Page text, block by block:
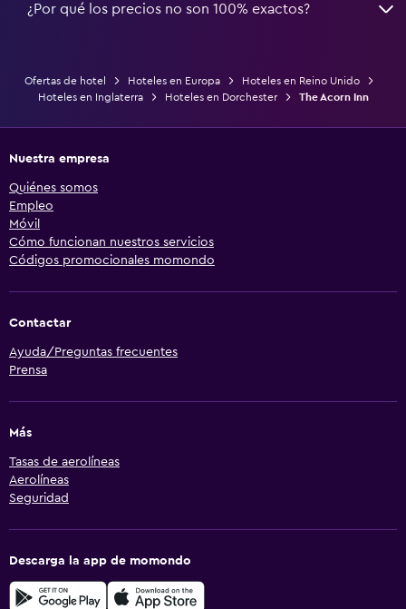
¿Por qué los precios no son 100% exactos?
Ofertas de hotel Hoteles en Europa
Hoteles en Reino Unido
Hoteles en Inglaterra
Hoteles en Dorchester The Acorn Inn
Nuestra empresa
Quiénes somos
Empleo
Móvil
Cómo funcionan nuestros servicios
Códigos promocionales momondo
Contactar
Ayuda/Preguntas frecuentes
Prensa
Más
Tasas de aerolíneas
Aerolíneas
Seguridad
Descarga la app de momondo